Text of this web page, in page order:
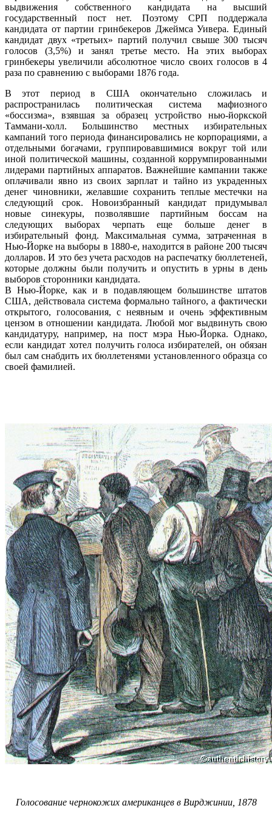
выдвижения собственного кандидата на высший
государственный пост нет. Поэтому СРП поддержала
кандидата от партии гринбекеров Джеймса Уивера. Единый
кандидат двух «третьих» партий получил свыше 300 тысяч
голосов (3,5%) и занял третье место. На этих выборах
гринбекеры увеличили абсолютное число своих голосов в 4
раза по сравнению с выборами 1876 года.
В этот период в США окончательно сложилась и
распространилась политическая система мафиозного
«боссизма», взявшая за образец устройство нью-йоркской
Таммани-холл. Большинство местных избирательных
кампаний того периода финансировались не корпорациями, а
отдельными богачами, группировавшимися вокруг той или
иной политической машины, созданной коррумпированными
лидерами партийных аппаратов. Важнейшие кампании также
оплачивали явно из своих зарплат и тайно из украденных
денег чиновники, желавшие сохранить теплые местечки на
следующий срок. Новоизбранный кандидат придумывал
новые синекуры, позволявшие партийным боссам на
следующих выборах черпать еще больше денег в
избирательный фонд. Максимальная сумма, затраченная в
Нью-Йорке на выборы в 1880-е, находится в районе 200 тысяч
долларов. И это без учета расходов на распечатку бюллетеней,
которые должны были получить и опустить в урны в день
выборов сторонники кандидата.
В Нью-Йорке, как и в подавляющем большинстве штатов
США, действовала система формально тайного, а фактически
открытого, голосования, с неявным и очень эффективным
цензом в отношении кандидата. Любой мог выдвинуть свою
кандидатуру, например, на пост мэра Нью-Йорка. Однако,
если кандидат хотел получить голоса избирателей, он обязан
был сам снабдить их бюллетенями установленного образца со
своей фамилией.
Голосование чернокожих американцев в Вирджинии, 1878